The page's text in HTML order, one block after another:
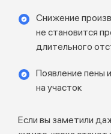
Снижение
не становится
длительного
Появление пены
на участок
Если вы заметили